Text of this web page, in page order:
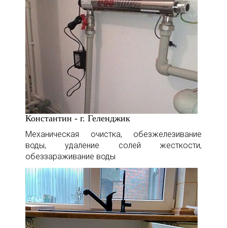
Константин - г. Геленджик
Механическая очистка, обезжелезивание
воды, удаление солей жесткости,
обеззараживание воды